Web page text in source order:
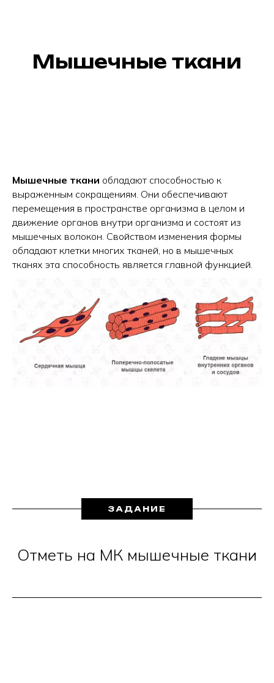
Мышечные ткани
Мышечные ткани обладают способностью к
выраженным сокращениям. Они обеспечивают
перемещения в пространстве организма в целом и
движение органов внутри организма и состоят из
мышечных волокон. Свойством изменения формы
обладают клетки многих тканей, но в мышечных
тканях эта способность является главной функцией.
ЗАДАНИЕ
Отметь на МК мышечные ткани